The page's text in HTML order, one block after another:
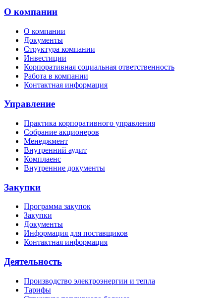
О компании
О компании
Документы
Структура компании
Инвестиции
Корпоративная социальная ответственность
Работа в компании
Контактная информация
Управление
Практика корпоративного управления
Собрание акционеров
Менеджмент
Внутренний аудит
Комплаенс
Внутренние документы
Закупки
Программа закупок
Закупки
Документы
Информация для поставщиков
Контактная информация
Деятельность
Производство электроэнергии и тепла
Тарифы